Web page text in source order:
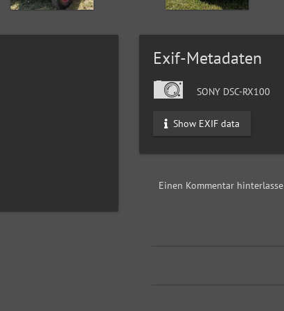
Exif-Metadaten
SONY DSC-RX100
Show EXIF data
Einen Kommentar